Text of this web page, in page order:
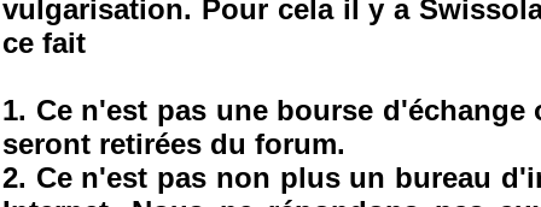
vulgarisation. Pour cela il y a
ce fait
1. Ce n'est pas une bourse
seront retirées du forum.
2. Ce n'est pas non plus un bureau